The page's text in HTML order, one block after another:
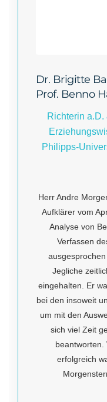
Dr. Brigitte
Prof. Benno
Richterin a.D.
Philipps-
Herr Andre
Aufklärer vom
Analyse von
Verfassen
Jegliche
eingehalten. Er
bei den insoweit
um mit den
sich viel Zeit
beantworten.
erfolgreich